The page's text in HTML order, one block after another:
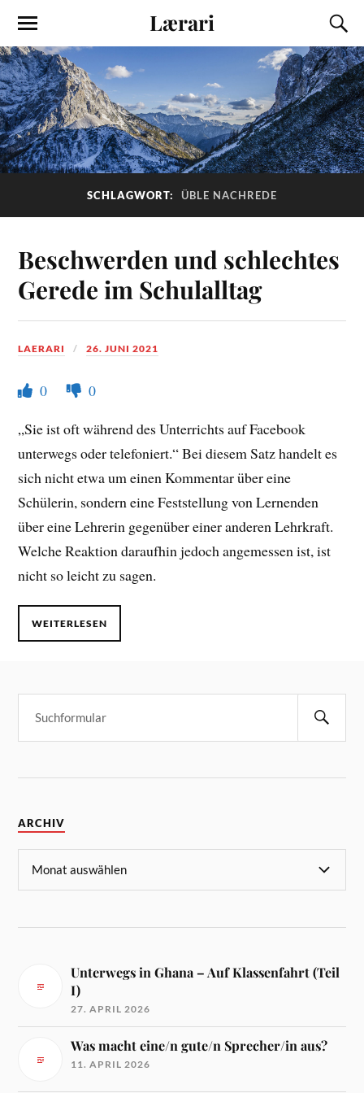
Lærari
SCHLAGWORT: ÜBLE NACHREDE
Beschwerden und schlechtes
Gerede im Schulalltag
LAERARI 26. JUNI 2021
0
0
„Sie ist oft während des Unterrichts auf Facebook
unterwegs oder telefoniert.“ Bei diesem Satz handelt es
sich nicht etwa um einen Kommentar über eine
Schülerin, sondern eine Feststellung von Lernenden
über eine Lehrerin gegenüber einer anderen Lehrkraft.
Welche Reaktion daraufhin jedoch angemessen ist, ist
nicht so leicht zu sagen.
WEITERLESEN
ARCHIV
Unterwegs in Ghana – Auf Klassenfahrt (Teil
I)
27. APRIL 2026
Was macht eine/n gute/n Sprecher/in aus?
11. APRIL 2026